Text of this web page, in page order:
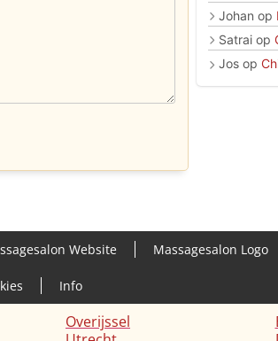
Johan op
Satraiop
Josop
Website Massagesalon Logo
Info
Overijssel